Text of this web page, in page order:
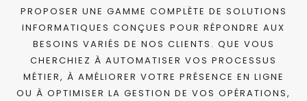
PROPOSER UNE GAMME COMPLÈTE DE SOLUTIONS
INFORMATIQUES CONÇUES POUR RÉPONDRE AUX
BESOINS VARIÉS DE NOS CLIENTS. QUE VOUS
CHERCHIEZ À AUTOMATISER VOS PROCESSUS
MÉTIER, À AMÉLIORER VOTRE PRÉSENCE EN LIGNE
OU À OPTIMISER LA GESTION DE VOS OPÉRATIONS,